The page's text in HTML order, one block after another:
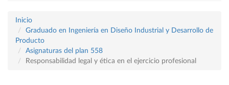
Inicio
Graduado en Ingeniería en Diseño Industrial y Desarrollo de
Producto
Asignaturas del plan 558
Responsabilidad legal y ética en el ejercicio profesional